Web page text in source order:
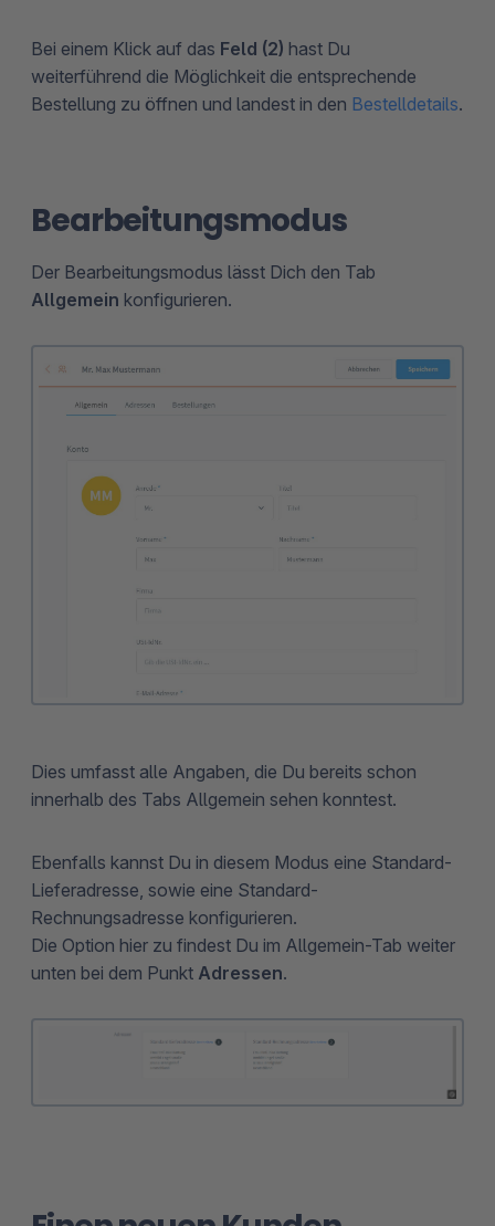
Bei einem Klick auf das Feld (2) hast Du
weiterführend die Möglichkeit die entsprechende
Bestellung zu öffnen und landest in den Bestelldetails.
Bearbeitungsmodus
Der Bearbeitungsmodus lässt Dich den Tab
Allgemein konfigurieren.
Dies umfasst alle Angaben, die Du bereits schon
innerhalb des Tabs Allgemein sehen konntest.
Ebenfalls kannst Du in diesem Modus eine Standard-
Lieferadresse, sowie eine Standard-
Rechnungsadresse konfigurieren.
Die Option hier zu findest Du im Allgemein-Tab weiter
unten bei dem Punkt Adressen.